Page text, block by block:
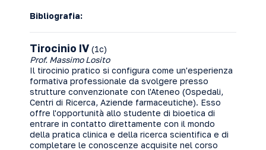
Bibliografia:
Tirocinio IV (1c)
Prof. Massimo Losito
Il tirocinio pratico si configura come un'esperienza
formativa professionale da svolgere presso
strutture convenzionate con l'Ateneo (Ospedali,
Centri di Ricerca, Aziende farmaceutiche). Esso
offre l'opportunità allo studente di bioetica di
entrare in contatto direttamente con il mondo
della pratica clinica e della ricerca scientifica e di
completare le conoscenze acquisite nel corso